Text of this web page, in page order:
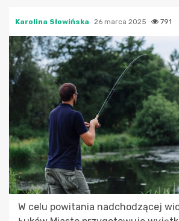
Karolina Słowińska 26 marca 2025 791
W celu powitania nadchodzącej